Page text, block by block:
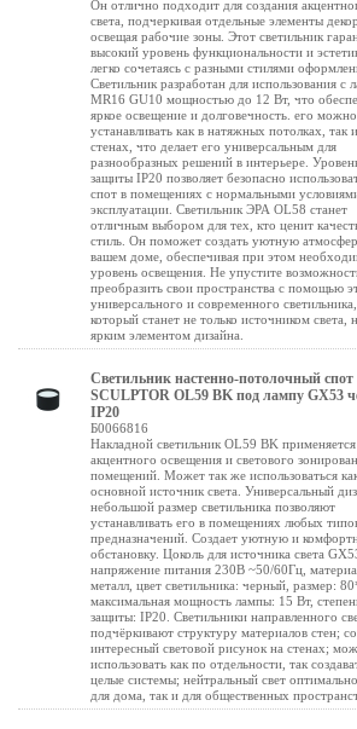
Он отлично подходит для создания
света, подчеркивая отдельные элементы
освещая рабочие зоны. Этот светильник
высокий уровень функциональности и
легко сочетаясь с разными стилями
Светильник разработан для использования с
MR16 GU10 мощностью до 12 Вт, что
яркое освещение и долговечность. его можно
устанавливать как в натяжных потолках, так
стенах, что делает его универсальным для
разнообразных решений в интерьере.
защиты IP20 позволяет безопасно
спот в помещениях с нормальными
эксплуатации. Светильник ЭРА OL58 станет
отличным выбором для тех, кто ценит
стиль. Он поможет создать уютную
вашем доме, обеспечивая при этом
уровень освещения. Не упустите
преобразить свои пространства с помощью
универсального и современного светильника,
который станет не только источником света,
ярким элементом дизайна.
Светильник настенно-потолочный
SCULPTOR OL59 BK под лампу GX53
IP20
Б0066816
Накладной светильник OL59 BK
акцентного освещения и светового
помещений. Может так же использоваться
основной источник света. Универсальный
небольшой размер светильника позволяют
устанавливать его в помещениях любых
предназначений. Создает уютную и
обстановку. Цоколь для источника света
напряжение питания 230В ~50/60Гц,
металл, цвет светильника: черный, размер:
максимальная мощность лампы: 15 Вт,
защиты: IP20. Светильники направленного
подчёркивают структуру материалов стен;
интересный световой рисунок на стенах;
использовать как по отдельности, так
целые системы; нейтральный свет
для дома, так и для общественных